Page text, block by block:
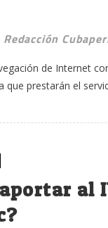
Redacción
de Internet
que prestarán el
al